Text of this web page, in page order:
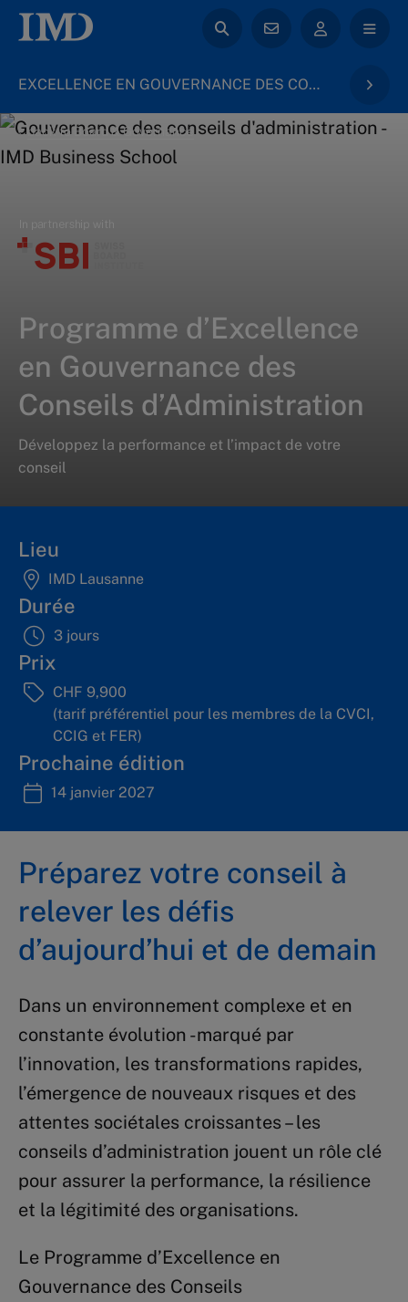
EXCELLENCE EN GOUVERNANCE DES CONSEILS D’ADMINISTRATION
back to Board & Governance
Programme d’Excellence
en Gouvernance des
Conseils d’Administration
Développez la performance et l’impact de votre
conseil
Lieu
IMD Lausanne
Durée
3 jours
Prix
CHF 9,900
(tarif préférentiel pour les membres de la CVCI,
CCIG et FER)
Prochaine édition
14 janvier 2027
Préparez votre conseil à
relever les défis
d’aujourd’hui et de demain
Dans un environnement complexe et en
constante évolution -marqué par
l’innovation, les transformations rapides,
l’émergence de nouveaux risques et des
attentes sociétales croissantes – les
conseils d’administration jouent un rôle clé
pour assurer la performance, la résilience
et la légitimité des organisations.
Le Programme d’Excellence en
Gouvernance des Conseils